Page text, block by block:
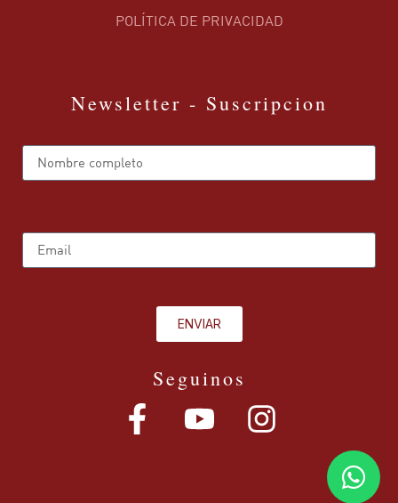
POLÍTICA DE PRIVACIDAD
Newsletter - Suscripcion
ENVIAR
Seguinos